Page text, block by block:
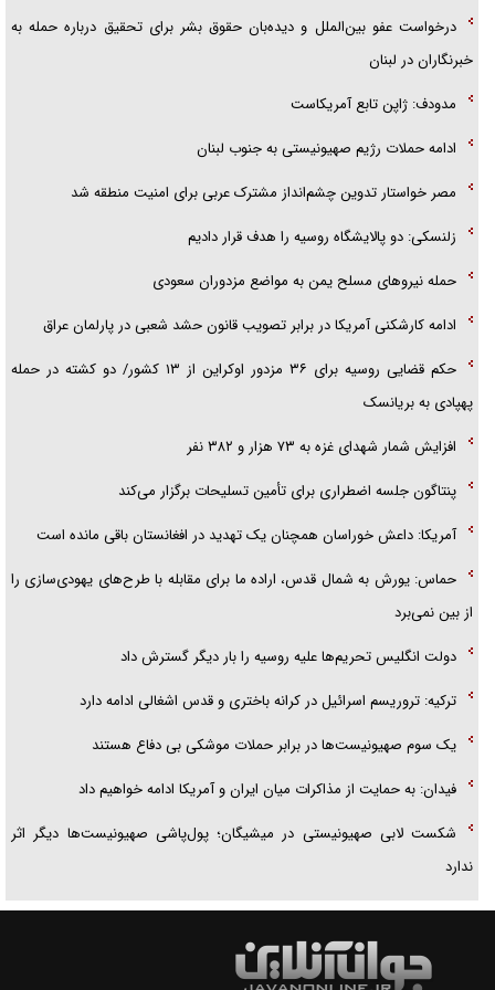
درخواست عفو بین‌الملل و دیده‌بان حقوق بشر برای تحقیق درباره حمله به
خبرنگاران در لبنان
مدودف: ژاپن تابع آمریکاست
ادامه حملات رژیم صهیونیستی به جنوب لبنان
مصر خواستار تدوین چشم‌انداز مشترک عربی برای امنیت منطقه شد
زلنسکی: دو پالایشگاه روسیه را هدف قرار دادیم
حمله نیرو‌های مسلح یمن به مواضع مزدوران سعودی
ادامه کارشکنی آمریکا در برابر تصویب قانون حشد شعبی در پارلمان عراق
حکم قضایی روسیه برای ۳۶ مزدور اوکراین از ۱۳ کشور/ دو کشته در حمله
پهپادی به بریانسک
افزایش شمار شهدای غزه به ۷۳ هزار و ۳۸۲ نفر
پنتاگون جلسه اضطراری برای تأمین تسلیحات برگزار می‌کند
آمریکا: داعش خوراسان همچنان یک تهدید در افغانستان باقی مانده است
حماس: یورش به شمال قدس، اراده ما برای مقابله با طرح‌های یهودی‌سازی را
از بین نمی‌برد
دولت انگلیس تحریم‌ها علیه روسیه را بار دیگر گسترش داد
ترکیه: تروریسم اسرائیل در کرانه باختری و قدس اشغالی ادامه دارد
یک سوم صهیونیست‌ها در برابر حملات موشکی بی دفاع هستند
فیدان: به حمایت از مذاکرات میان ایران و آمریکا ادامه خواهیم داد
شکست لابی صهیونیستی در میشیگان؛ پول‌پاشی صهیونیست‌ها دیگر اثر
ندارد